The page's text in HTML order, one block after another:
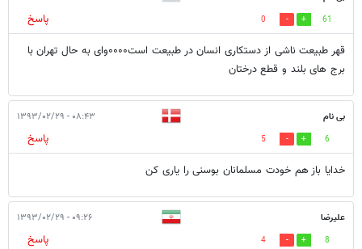
61
0
پاسخ
قهر طبیعت ناشی از دستکاری انسان در طبیعت است۰۰۰۰وای به حال تهران با
برج های بلند و قطع درختان
بی نام ۰۸:۴۳ - ۱۳۹۳/۰۲/۲۹
6
5
پاسخ
خدایا باز هم خودت مسلمانان بوسنی را یاری کن
علیرضا ۰۹:۲۶ - ۱۳۹۳/۰۲/۲۹
8
4
پاسخ